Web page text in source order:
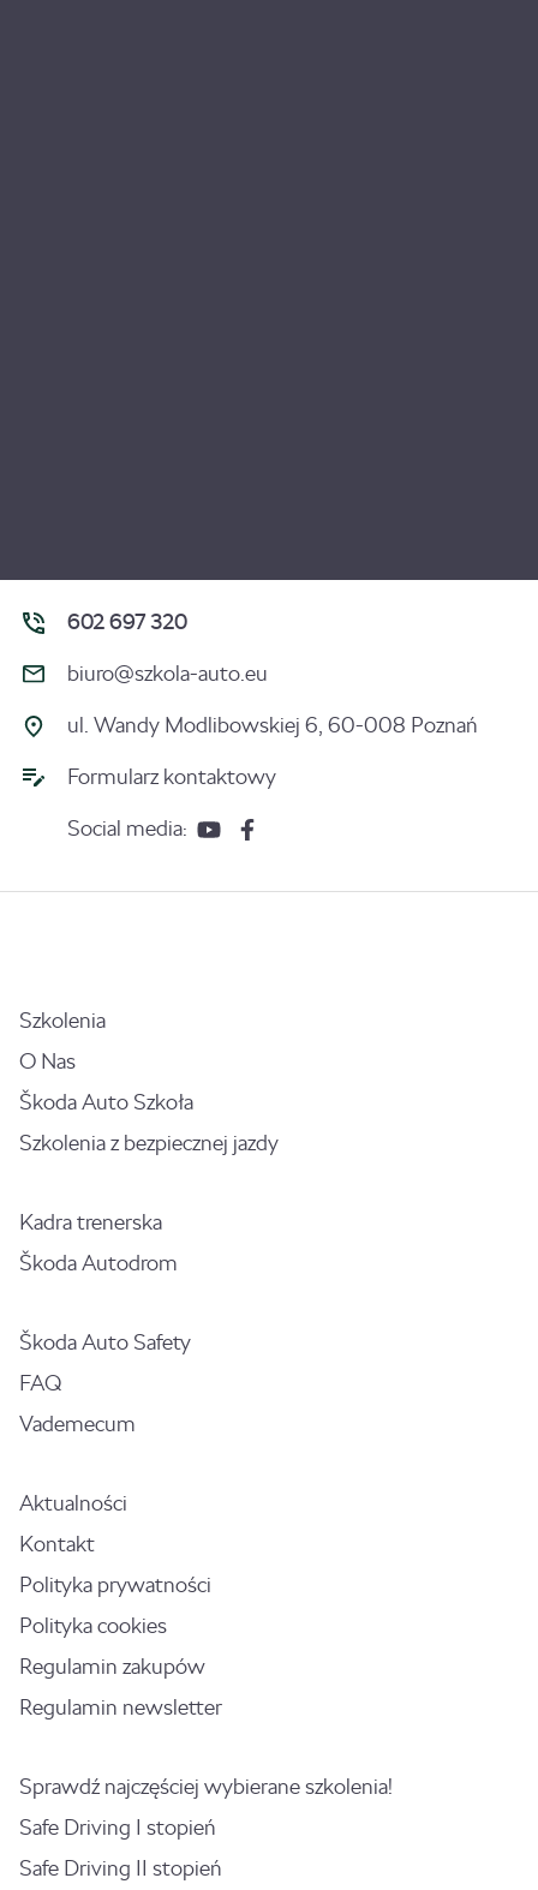
602 697 320
biuro@szkola-auto.eu
ul. Wandy Modlibowskiej 6, 60-008 Poznań
Formularz kontaktowy
Social media:
Szkolenia
O Nas
Škoda Auto Szkoła
Szkolenia z bezpiecznej jazdy
Kadra trenerska
Škoda Autodrom
Škoda Auto Safety
FAQ
Vademecum
Aktualności
Kontakt
Polityka prywatności
Polityka cookies
Regulamin zakupów
Regulamin newsletter
Sprawdź najczęściej wybierane szkolenia!
Safe Driving I stopień
Safe Driving II stopień